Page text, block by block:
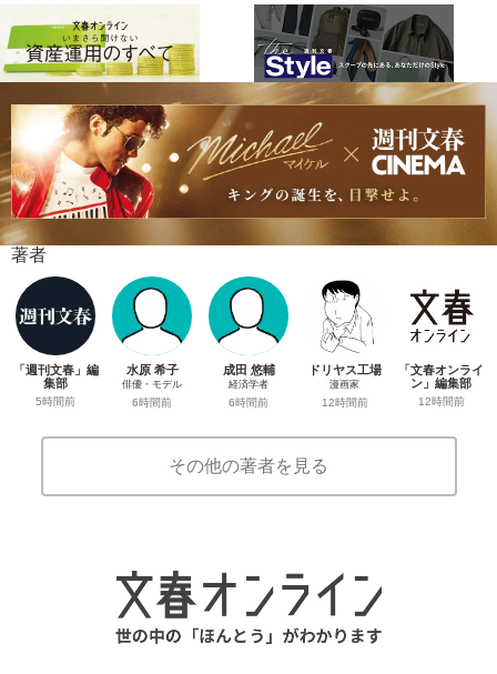
著者
「週刊文春」編
集部
5時間前
水原 希子
俳優・モデル
6時間前
成田 悠輔
経済学者
6時間前
ドリヤス工場
漫画家
12時間前
「文春オンライ
ン」編集部
12時間前
その他の著者を見る